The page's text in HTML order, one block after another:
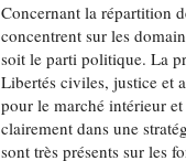
Concernant la répartition
concentrent sur les
soit le parti politique. La
Libertés civiles, justice et
pour le marché intérieur
clairement dans une
sont très présents sur les